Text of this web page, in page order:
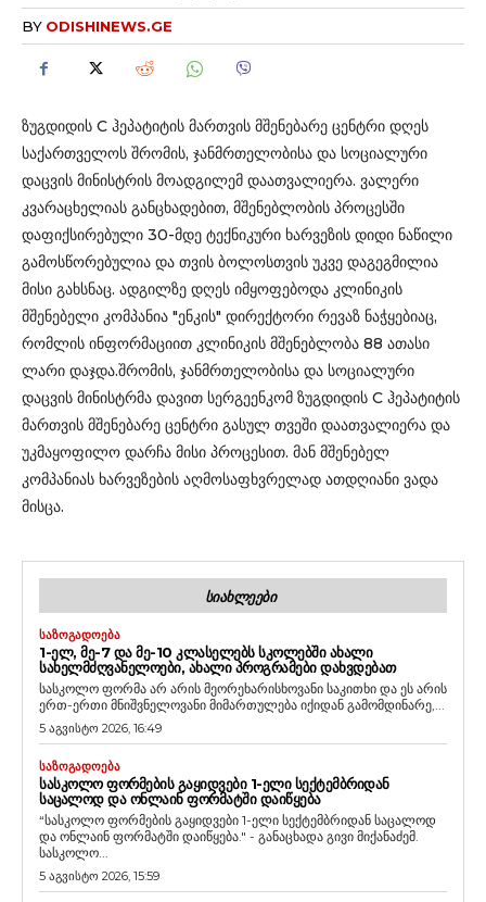
BY ODISHINEWS.GE
ზუგდიდის C ჰეპატიტის მართვის მშენებარე ცენტრი დღეს
საქართველოს შრომის, ჯანმრთელობისა და სოციალური
დაცვის მინისტრის მოადგილემ დაათვალიერა. ვალერი
კვარაცხელიას განცხადებით, მშენებლობის პროცესში
დაფიქსირებული 30-მდე ტექნიკური ხარვეზის დიდი ნაწილი
გამოსწორებულია და თვის ბოლოსთვის უკვე დაგეგმილია
მისი გახსნაც. ადგილზე დღეს იმყოფებოდა კლინიკის
მშენებელი კომპანია "ენკის" დირექტორი რევაზ ნაჭყებიაც,
რომლის ინფორმაციით კლინიკის მშენებლობა 88 ათასი
ლარი დაჯდა.შრომის, ჯანმრთელობისა და სოციალური
დაცვის მინისტრმა დავით სერგეენკომ ზუგდიდის C ჰეპატიტის
მართვის მშენებარე ცენტრი გასულ თვეში დაათვალიერა და
უკმაყოფილო დარჩა მისი პროცესით. მან მშენებელ
კომპანიას ხარვეზების აღმოსაფხვრელად ათდღიანი ვადა
მისცა.
ᲡᲘᲐᲮᲚᲔᲔᲑᲘ
ᲡᲐᲖᲝᲒᲐᲓᲝᲔᲑᲐ
1-ᲔᲚ, ᲛᲔ-7 ᲓᲐ ᲛᲔ-10 ᲙᲚᲐᲡᲔᲚᲔᲑᲡ ᲡᲙᲝᲚᲔᲑᲨᲘ ᲐᲮᲐᲚᲘ
ᲡᲐᲮᲔᲚᲛᲫᲦᲕᲐᲜᲔᲚᲝᲔᲑᲘ, ᲐᲮᲐᲚᲘ ᲞᲠᲝᲒᲠᲐᲛᲔᲑᲘ ᲓᲐᲮᲕᲓᲔᲑᲐᲗ
სასკოლო ფორმა არ არის მეორეხარისხოვანი საკითხი და ეს არის
ერთ-ერთი მნიშვნელოვანი მიმართულება იქიდან გამომდინარე,...
5 აგვისტო 2026, 16:49
ᲡᲐᲖᲝᲒᲐᲓᲝᲔᲑᲐ
ᲡᲐᲡᲙᲝᲚᲝ ᲤᲝᲠᲛᲔᲑᲘᲡ ᲒᲐᲧᲘᲓᲕᲔᲑᲘ 1-ᲔᲚᲘ ᲡᲔᲥᲢᲔᲛᲑᲠᲘᲓᲐᲜ
ᲡᲐᲪᲐᲚᲝᲓ ᲓᲐ ᲝᲜᲚᲐᲘᲜ ᲤᲝᲠᲛᲐᲢᲨᲘ ᲓᲐᲘᲬᲧᲔᲑᲐ
“სასკოლო ფორმების გაყიდვები 1-ელი სექტემბრიდან საცალოდ
და ონლაინ ფორმატში დაიწყება." - განაცხადა გივი მიქანაძემ.
სასკოლო...
5 აგვისტო 2026, 15:59